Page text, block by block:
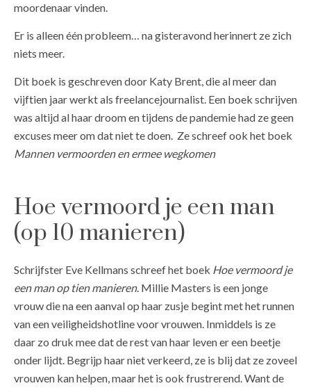
moordenaar vinden.
Er is alleen één probleem… na gisteravond herinnert ze zich
niets meer.
Dit boek is geschreven door Katy Brent, die al meer dan
vijftien jaar werkt als freelancejournalist. Een boek schrijven
was altijd al haar droom en tijdens de pandemie had ze geen
excuses meer om dat niet te doen. Ze schreef ook het boek
Mannen vermoorden en ermee wegkomen
Hoe vermoord je een man
(op 10 manieren)
Schrijfster Eve Kellmans schreef het boek Hoe vermoord je
een man op tien manieren. Millie Masters is een jonge
vrouw die na een aanval op haar zusje begint met het runnen
van een veiligheidshotline voor vrouwen. Inmiddels is ze
daar zo druk mee dat de rest van haar leven er een beetje
onder lijdt. Begrijp haar niet verkeerd, ze is blij dat ze zoveel
vrouwen kan helpen, maar het is ook frustrerend. Want de